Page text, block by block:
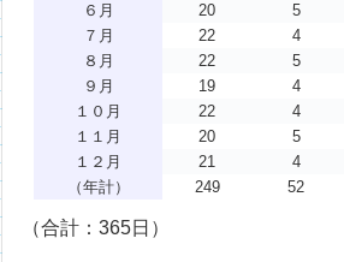
６月
20 5
７月
22 4
８月
22 5
９月
19 4
１０月
22 4
１１月
20 5
１２月
21 4
（年計）
249 52
（合計：365日）